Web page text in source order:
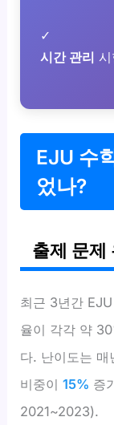
✓
시간 관리
EJU 수
었나?
출제 문제
최근 3년간
율이 각각 약
다. 난이도는 매
비중이15% 증
2021~2023).